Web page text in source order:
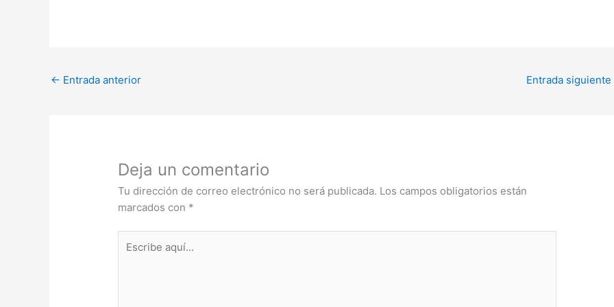
← Entrada anterior Entrada siguiente
Deja un comentario
Tu dirección de correo electrónico no será publicada. Los campos obligatorios están
marcados con *
aquí...